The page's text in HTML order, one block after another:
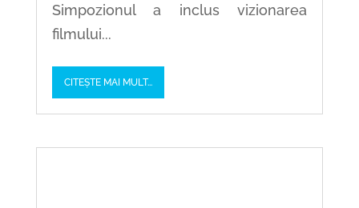
Simpozionul a inclus vizionarea
filmului...
CITEȘTE MAI MULT...